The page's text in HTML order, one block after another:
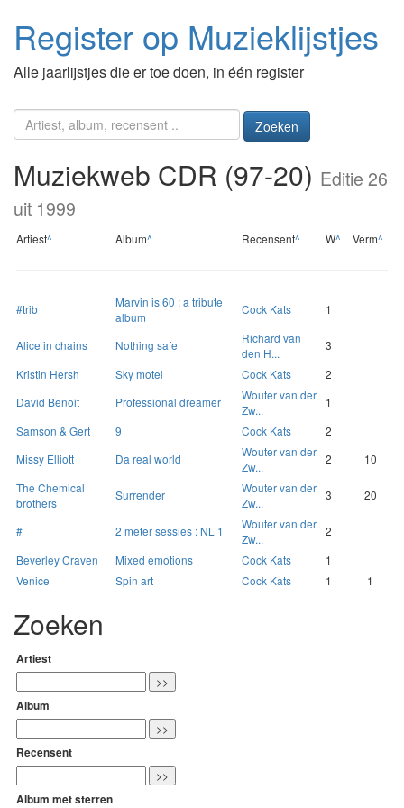
Register op Muzieklijstjes
Alle jaarlijstjes die er toe doen, in één register
Zoeken
Muziekweb CDR (97-20) Editie 26
uit 1999
Artiest^ Album^ Recensent^ W^ Verm^
#trib
Marvin is 60 : a tribute
album
Cock Kats 1
Alice in chains Nothing safe
Richard van
den H...
3
Kristin Hersh
Sky motel Cock Kats
2
David Benoit
Professional dreamer
Wouter van der
Zw...
1
Samson & Gert
9 Cock Kats
2
Missy Elliott
Da real world
Wouter van der
Zw...
2
10
The Chemical
brothers
Surrender
Wouter van der
Zw...
3 20
# 2 meter sessies : NL 1
Wouter van der
Zw...
2
Beverley Craven
Mixed emotions Cock Kats
1
Venice
Spin art Cock Kats 1 1
Zoeken
Artiest
Album
Recensent
Album met sterren